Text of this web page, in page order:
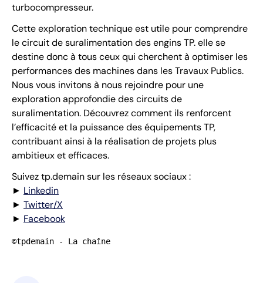
turbocompresseur.
Cette exploration technique est utile pour comprendre
le circuit de suralimentation des engins TP. elle se
destine donc à tous ceux qui cherchent à optimiser les
performances des machines dans les Travaux Publics.
Nous vous invitons à nous rejoindre pour une
exploration approfondie des circuits de
suralimentation. Découvrez comment ils renforcent
l’efficacité et la puissance des équipements TP,
contribuant ainsi à la réalisation de projets plus
ambitieux et efficaces.
Suivez tp.demain sur les réseaux sociaux :
► Linkedin
► Twitter/X
► Facebook
©tpdemain - La chaîne